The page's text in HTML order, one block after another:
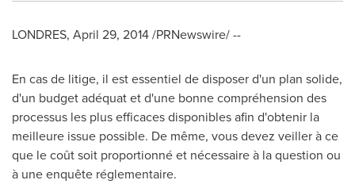
LONDRES, April 29, 2014/PRNewswire/ --
En cas de litige, il est essentiel de disposer d'un plan solide,
d'un budget adéquat et d'une bonne compréhension des
processus les plus efficaces disponibles afin d'obtenir la
meilleure issue possible. De même, vous devez veiller à ce
que le coût soit proportionné et nécessaire à la question ou
à une enquête réglementaire.